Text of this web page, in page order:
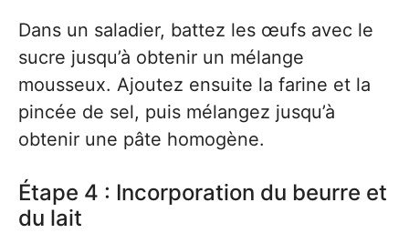
Dans un saladier, battez les œufs avec le
sucre jusqu’à obtenir un mélange
mousseux. Ajoutez ensuite la farine et la
pincée de sel, puis mélangez jusqu’à
obtenir une pâte homogène.
Étape 4 : Incorporation du beurre et
du lait